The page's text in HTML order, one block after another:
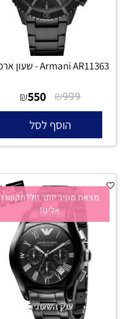
Armani AR11363 - שעון ארמני
₪999
₪550
הוסף לסל
מצאת מחיר יותר זול?תקשרו
אלינו!